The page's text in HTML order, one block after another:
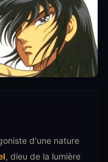
d'une nature
, dieu de la lumière